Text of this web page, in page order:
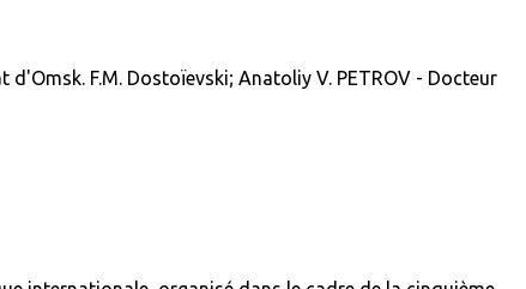
F.M. Dostoïevski; Anatoliy V. PETROV - Docteur